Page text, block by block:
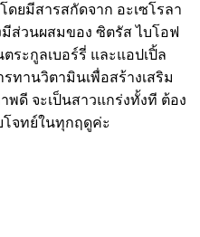
ดยมีสารสกัดจาก อะเซโรลา
มีส่วนผสมของ ซิตรัส ไบโอฟ
ระกูลเบอร์รี่ และแอปเปิ้ล
ทานวิตามินเพื่อสร้างเสริม
ดี จะเป็นสาวแกร่งทั้งที ต้อง
จทย์ในทุกฤดูค่ะ